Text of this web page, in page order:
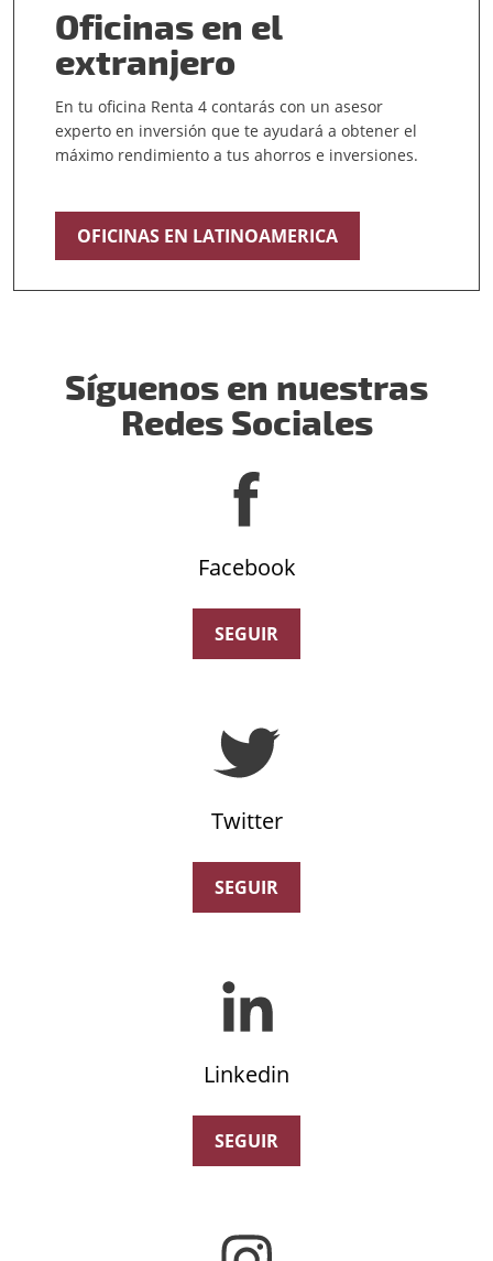
Oficinas en el
extranjero
En tu oficina Renta 4 contarás con un asesor
experto en inversión que te ayudará a obtener el
máximo rendimiento a tus ahorros e inversiones.
OFICINAS EN LATINOAMERICA
Síguenos en nuestras
Redes Sociales
Facebook
SEGUIR
Twitter
SEGUIR
Linkedin
SEGUIR